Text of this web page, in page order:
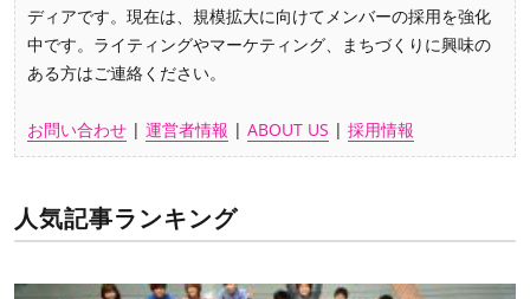
ディアです。現在は、規模拡大に向けてメンバーの採用を強化
中です。ライティングやマーケティング、まちづくりに興味の
ある方はご連絡ください。
お問い合わせ |運営者情報 |ABOUT US |採用情報
人気記事ランキング